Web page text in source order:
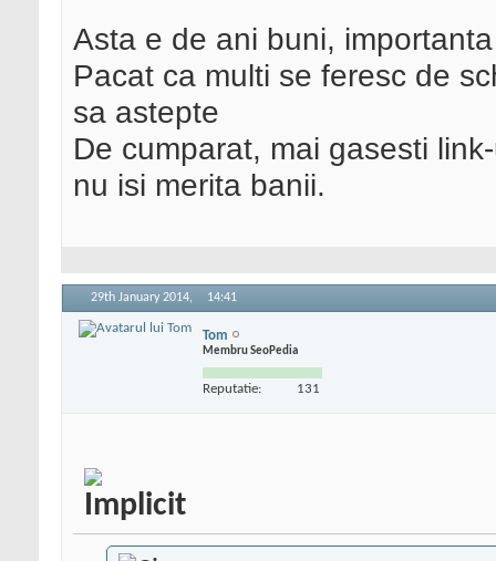
Asta e de ani buni,
Pacat ca multi se feresc de
sa astepte
De cumparat, mai gasesti
nu isi merita banii.
29th January 2014, 14:41
Tom
Membru SeoPedia
Reputatie: 131